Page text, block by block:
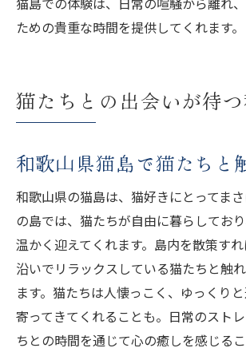
ための貴重な時間を提供してくれます。
猫たちとの出会いが待
和歌山県猫島で猫たちと
和歌山県の猫島は、猫好きにとってま
の島では、猫たちが自由に暮らしてお
温かく迎えてくれます。島内を散策す
沿いでリラックスしている猫たちと触
ます。猫たちは人懐っこく、ゆっくり
寄ってきてくれることも。日常のスト
ちとの時間を通じて心の癒しを感じる